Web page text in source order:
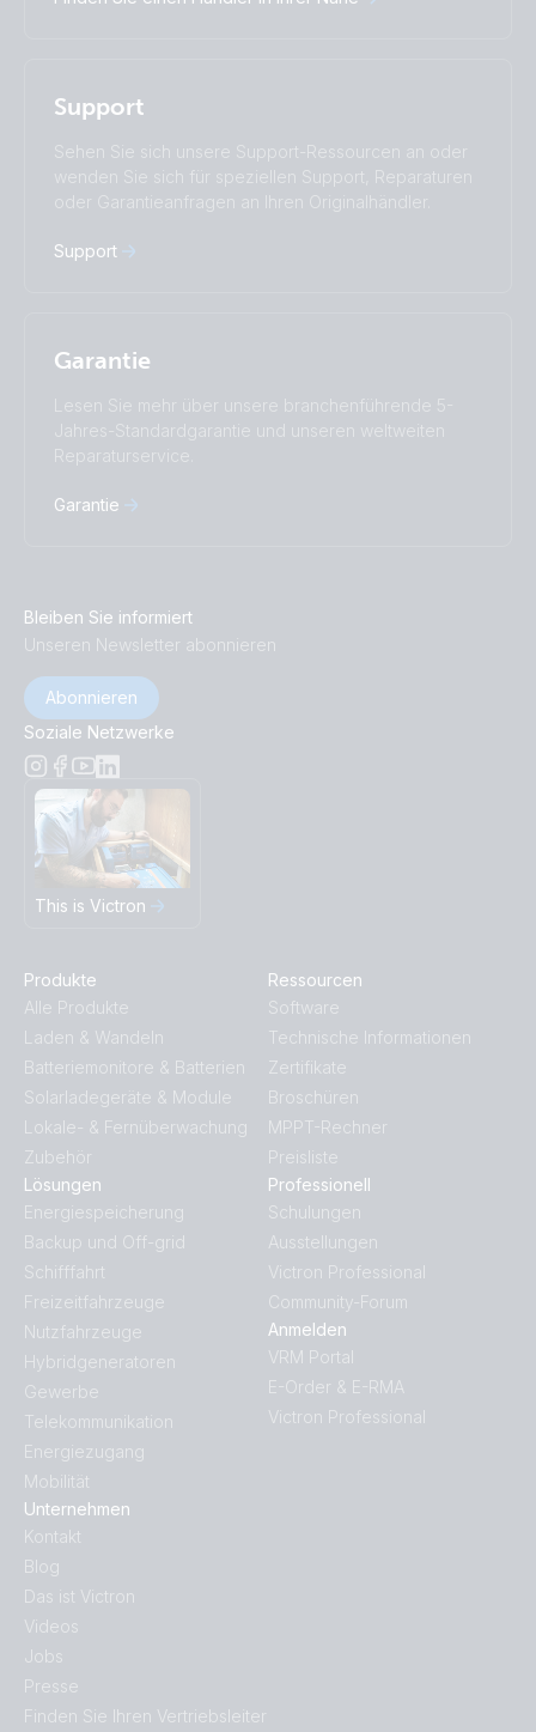
Suomalainen
Русский
Українська
中國人
Subscribe
Support
Sehen Sie sich unsere Support-Ressourcen an oder
wenden Sie sich für speziellen Support, Reparaturen
oder Garantieanfragen an Ihren Originalhändler.
Support
Garantie
Lesen Sie mehr über unsere branchenführende 5-
Jahres-Standardgarantie und unseren weltweiten
Reparaturservice.
Garantie
Bleiben Sie informiert
Unseren Newsletter abonnieren
Abonnieren
Soziale Netzwerke
This is Victron
Produkte
Alle Produkte
Laden & Wandeln
Batteriemonitore & Batterien
Solarladegeräte & Module
Lokale- & Fernüberwachung
Zubehör
Lösungen
Energiespeicherung
Backup und Off-grid
Schifffahrt
Freizeitfahrzeuge
Nutzfahrzeuge
Hybridgeneratoren
Gewerbe
Telekommunikation
Energiezugang
Mobilität
Unternehmen
Kontakt
Blog
Das ist Victron
Videos
Jobs
Presse
Finden Sie Ihren Vertriebsleiter
Ressourcen
Software
Technische Informationen
Zertifikate
Broschüren
MPPT-Rechner
Preisliste
Professionell
Schulungen
Ausstellungen
Victron Professional
Community-Forum
Anmelden
VRM Portal
E-Order & E-RMA
Victron Professional